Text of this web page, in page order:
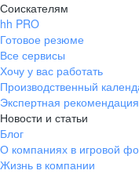
Соискателям
hh PRO
Готовое резюме
Все сервисы
Хочу у вас работать
Производственный
Экспертная рекомендация
Новости и статьи
Блог
О компаниях в игровой
Жизнь в компании